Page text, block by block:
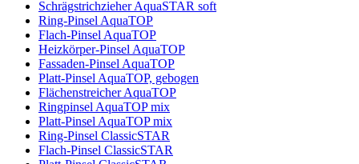
Schrägstrichzieher AquaSTAR soft
Ring-Pinsel AquaTOP
Flach-Pinsel AquaTOP
Heizkörper-Pinsel AquaTOP
Fassaden-Pinsel AquaTOP
Platt-Pinsel AquaTOP, gebogen
Flächenstreicher AquaTOP
Ringpinsel AquaTOP mix
Platt-Pinsel AquaTOP mix
Ring-Pinsel ClassicSTAR
Flach-Pinsel ClassicSTAR